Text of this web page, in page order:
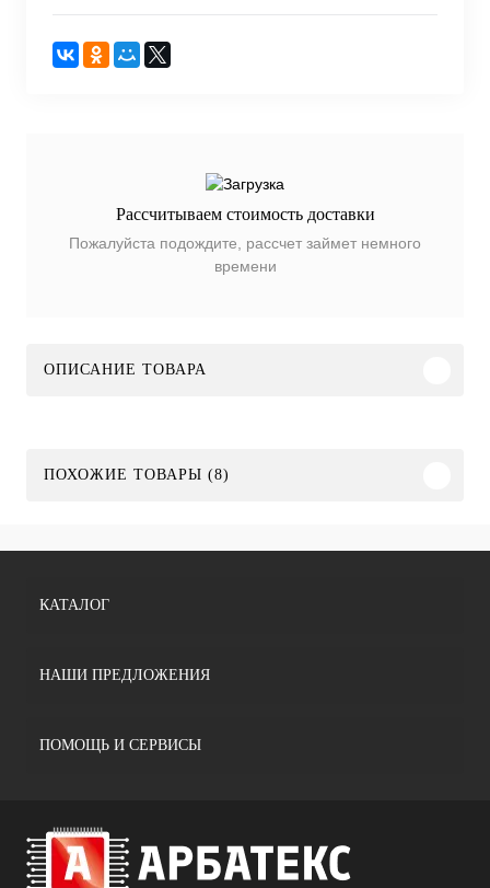
Рассчитываем стоимость доставки
Пожалуйста подождите, рассчет займет немного
времени
ОПИСАНИЕ ТОВАРА
ПОХОЖИЕ ТОВАРЫ (8)
КАТАЛОГ
НАШИ ПРЕДЛОЖЕНИЯ
ПОМОЩЬ И СЕРВИСЫ